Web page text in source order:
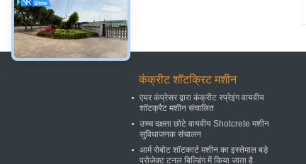
कंक्रीट शॉटक्रिट मशीन
एयर कंप्रेसर द्वारा कंक्रीट स्प्रेइंग वायवीय
शॉटक्रैट मशीन संचालित
उच्च दक्षता छोटे वायवीय Shotcrete मशीन
सुविधाजनक संचालन
आर्म रोबोट शॉटकार्ट मशीन का इस्तेमाल बड़े
प्रोजेक्ट टनल बिल्डिंग में किया जाता है